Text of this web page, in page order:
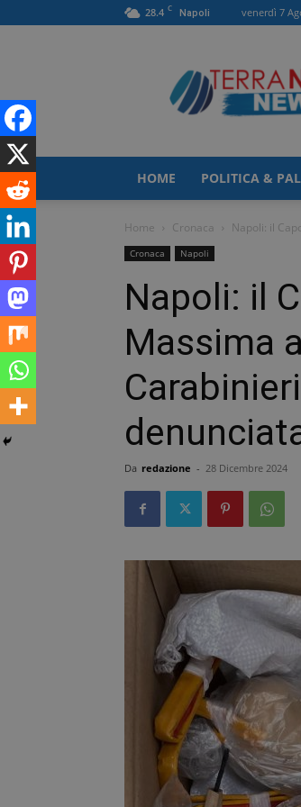
28.4 C Napoli venerdì 7
HOME POLITICA &
Home Cronaca Napoli: il
Cronaca Napoli
Napoli: il
Massima
Da redazione - 28 Dicembre 2024